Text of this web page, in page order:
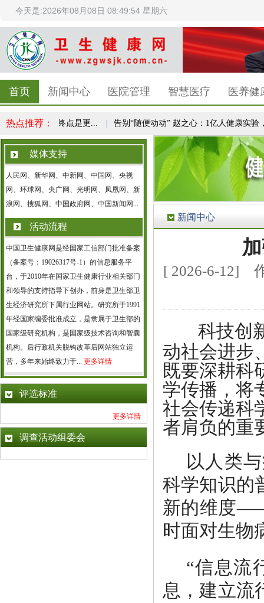
今天是:2026年08月08日 08:49:54 星期六
首页 新闻中心 医院管理 智慧医疗 医养健
热点推荐：
识，减重终点是更... | 告别“随便动动” 赵之心：1亿人健康实验，...
媒体支持
人民网、新华网、中新网、中国网、央视
网、环球网、央广网、光明网、凤凰网、新
浪网、搜狐网、中国政府网、中国新闻网...
活动流程
中国卫生健康网是经国家工信部门批准备案
（备案号：19026317号-1）的信息服务平
台，于2010年在国家卫生健康行业相关部门
和领导的支持指导下创办，前身是卫生部卫
生经济研究所下属行业网站。研究所于1991
年经国家编委批准成立，是隶属于卫生部的
国家级研究机构，是国家级技术咨询和智囊
机构。后行政机关脱钩改革后网站独立运
营，多年来始终致力于... 更多详情
评选标准
更多详情
调查活动组委会
新闻中心
[ 2026-6-12]
科技创
动社会进步
既要深耕科
学传播，将
社会传递科
者肩负的重
以人类
科学知识的
新的维度
时面对生物
“信息流
息，建立流